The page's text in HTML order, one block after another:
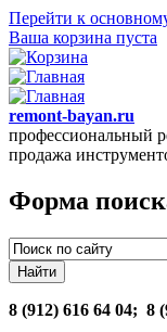
Перейти к
Ваша корзина пуста
remont-bayan.ru
профессиональный
продажа
Форма
8 (912) 616 64 04; 8